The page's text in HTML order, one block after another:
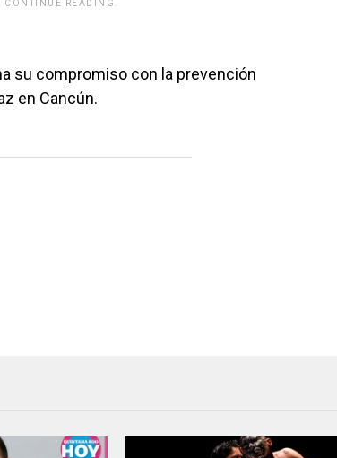
CONTINUE READING.
su compromiso con la prevención
en Cancún.